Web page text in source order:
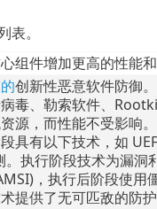
。
组件增加更高的性能和
创新性恶意软件防御
毒、勒索软件、
源，而性能不受影响
具有以下技术，如
。执行阶段技术为漏洞
，执行后阶段使用
提供了无可匹敌的防护